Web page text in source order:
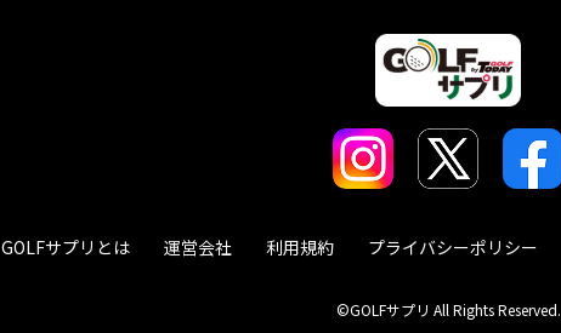
GOLFサプリとは 運営会社 利用規約 プライバシーポリシー
©GOLFサプリ All Rights Reserved.